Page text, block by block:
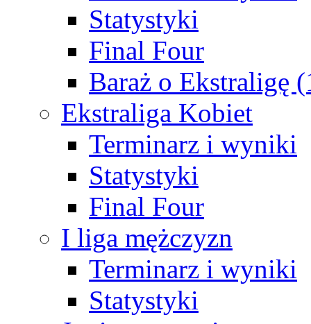
Statystyki
Final Four
Baraż o Ekstraligę
Ekstraliga Kobiet
Terminarz i wyniki
Statystyki
Final Four
I liga mężczyzn
Terminarz i wyniki
Statystyki